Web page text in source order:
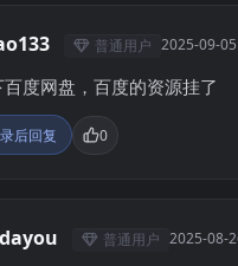
普通用户 2025-09-05
度网盘，百度的资源挂了
后回复 0
普通用户 2025-08-